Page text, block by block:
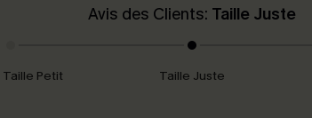
Avis des Clients: Taille Juste
Taille Petit Taille Juste